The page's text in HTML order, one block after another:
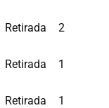
Retirada 2
Retirada 1
Retirada 1